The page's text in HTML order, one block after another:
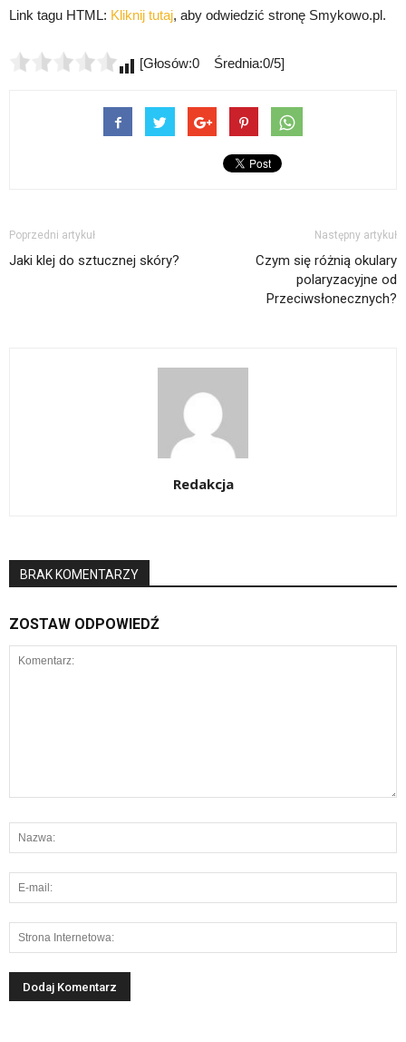
Link tagu HTML: Kliknij tutaj, aby odwiedzić stronę Smykowo.pl.
[Głosów:0 Średnia:0/5]
Poprzedni artykuł
Jaki klej do sztucznej skóry?
Następny artykuł
Czym się różnią okulary
polaryzacyjne od
Przeciwsłonecznych?
Redakcja
BRAK KOMENTARZY
ZOSTAW ODPOWIEDŹ